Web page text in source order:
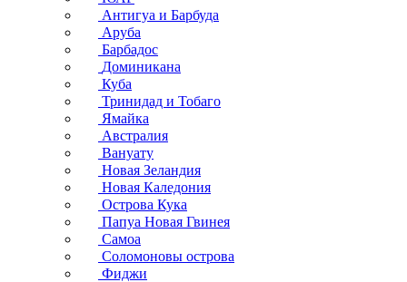
Антигуа и Барбуда
Аруба
Барбадос
Доминикана
Куба
Тринидад и Тобаго
Ямайка
Австралия
Вануату
Новая Зеландия
Новая Каледония
Острова Кука
Папуа Новая Гвинея
Самоа
Соломоновы острова
Фиджи